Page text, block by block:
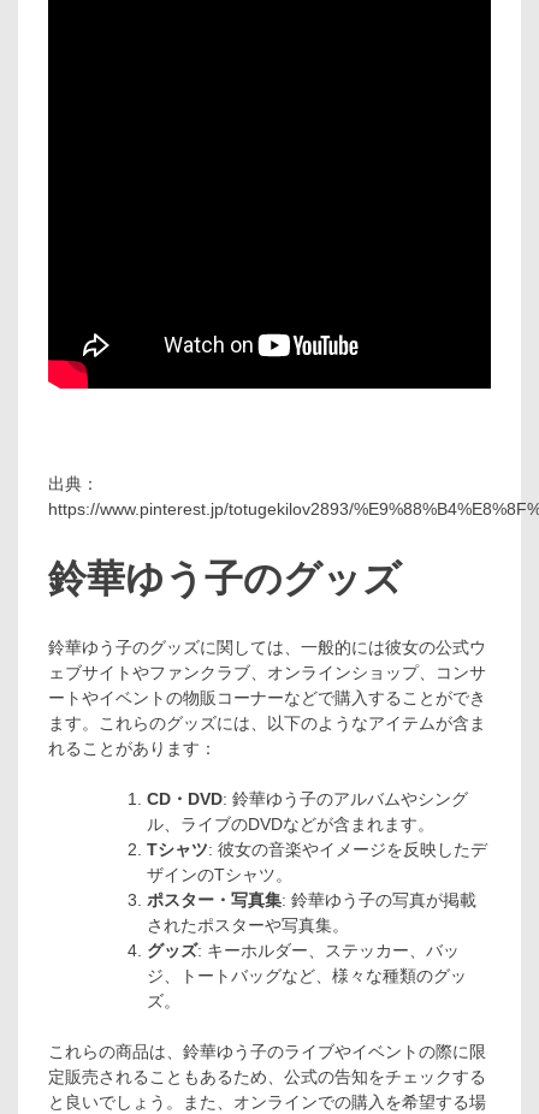
出典：
https://www.pinterest.jp/totugekilov2893/
鈴華ゆう子のグッズ
鈴華ゆう子のグッズに関しては、一般的には彼女の公式ウ
ェブサイトやファンクラブ、オンラインショップ、コンサ
ートやイベントの物販コーナーなどで購入することができ
ます。これらのグッズには、以下のようなアイテムが含ま
れることがあります：
CD・DVD: 鈴華ゆう子のアルバムやシング
ル、ライブのDVDなどが含まれます。
Tシャツ: 彼女の音楽やイメージを反映したデ
ザインのTシャツ。
ポスター・写真集: 鈴華ゆう子の写真が掲載
されたポスターや写真集。
グッズ: キーホルダー、ステッカー、バッ
ジ、トートバッグなど、様々な種類のグッ
ズ。
これらの商品は、鈴華ゆう子のライブやイベントの際に限
定販売されることもあるため、公式の告知をチェックする
と良いでしょう。また、オンラインでの購入を希望する場